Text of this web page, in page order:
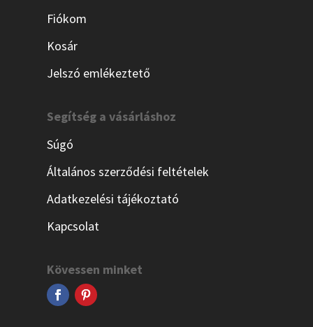
Fiókom
Kosár
Jelszó emlékeztető
Segítség a vásárláshoz
Súgó
Általános szerződési feltételek
Adatkezelési tájékoztató
Kapcsolat
Kövessen minket